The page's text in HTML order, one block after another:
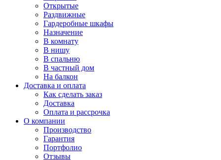
Открытые
Раздвижные
Гардеробные шкафы
Назначение
В комнату
В нишу
В спальню
В частный дом
На балкон
Доставка и оплата
Как сделать заказ
Доставка
Оплата и рассрочка
О компании
Производство
Гарантия
Портфолио
Отзывы